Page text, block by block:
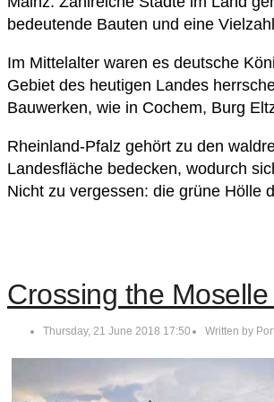
bedeutende Bauten und eine
Im Mittelalter waren es deutsche
Gebiet des heutigen Landes
Bauwerken, wie in Cochem, Burg
Rheinland-Pfalz gehört zu den
Landesfläche bedecken, wodurch
Nicht zu vergessen: die grüne Hölle
Crossing the
Thursday, 21 June 2018 17:50 Written by